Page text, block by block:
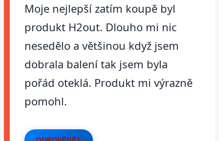
Moje nejlepší zatím koupě byl
produkt H2out. Dlouho mi nic
nesedělo a většinou když jsem
dobrala balení tak jsem byla
pořád oteklá. Produkt mi výrazně
pomohl.